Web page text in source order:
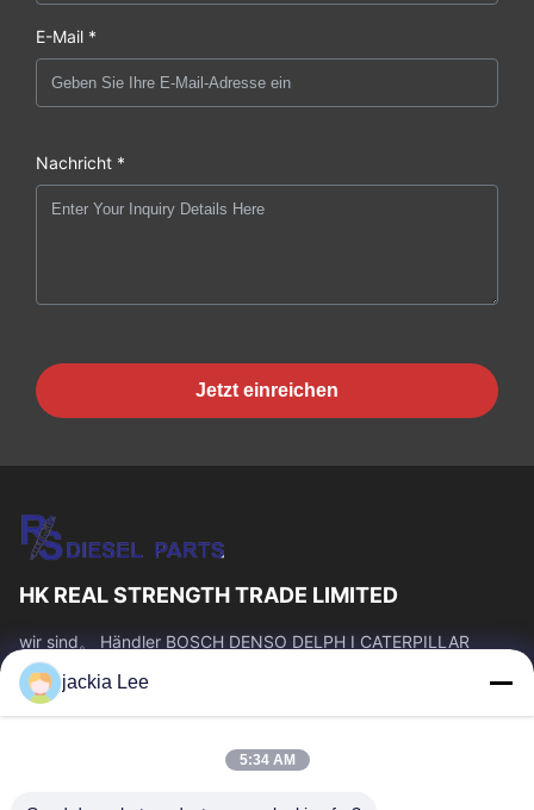
E-Mail *
Nachricht *
Jetzt einreichen
HK REAL STRENGTH TRADE LIMITED
wir sind。 Händler BOSCH DENSO DELPH I CATERPILLAR
VOLVO CUMMINS TOYOTA ISUZU Company whatsapp Zahl:
0086 159 2067 9523.
Schnelllinks
Produkte
Über Uns
Werksbesichtigung
jackia Lee
5:34 AM